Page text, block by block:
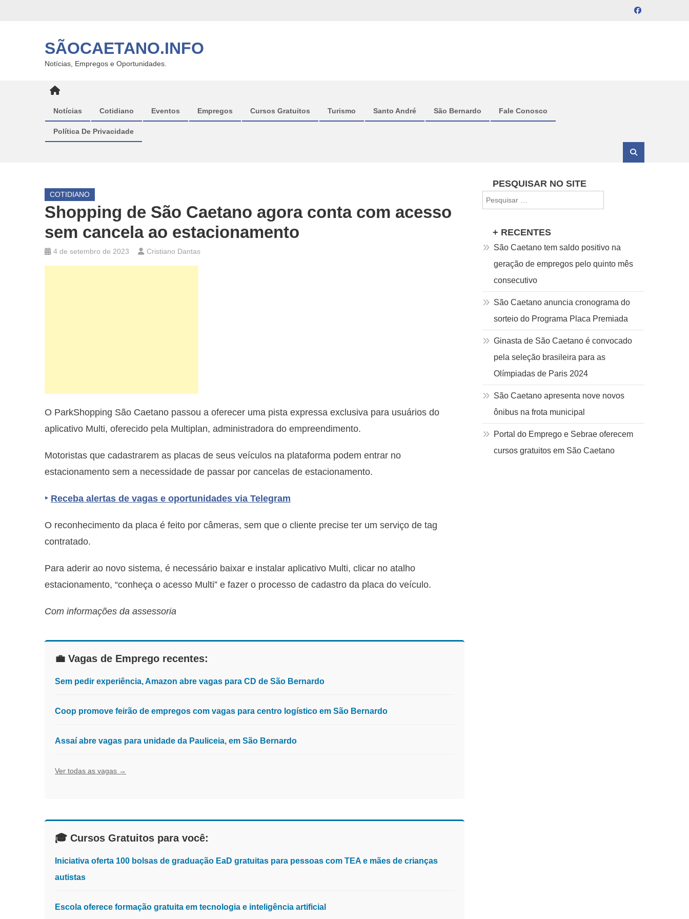
SÃOCAETANO.INFO
Notícias, Empregos e Oportunidades.
Notícias Cotidiano Eventos Empregos Cursos Gratuitos Turismo Santo André São Bernardo Fale Conosco
Política De Privacidade
COTIDIANO
Shopping de São Caetano agora conta com acesso
sem cancela ao estacionamento
4 de setembro de 2023 Cristiano Dantas
O ParkShopping São Caetano passou a oferecer uma pista expressa exclusiva para usuários do
aplicativo Multi, oferecido pela Multiplan, administradora do empreendimento.
Motoristas que cadastrarem as placas de seus veículos na plataforma podem entrar no
estacionamento sem a necessidade de passar por cancelas de estacionamento.
‣ Receba alertas de vagas e oportunidades via Telegram
O reconhecimento da placa é feito por câmeras, sem que o cliente precise ter um serviço de tag
contratado.
Para aderir ao novo sistema, é necessário baixar e instalar aplicativo Multi, clicar no atalho
estacionamento, “conheça o acesso Multi” e fazer o processo de cadastro da placa do veículo.
Com informações da assessoria
💼 Vagas de Emprego recentes:
Sem pedir experiência, Amazon abre vagas para CD de São Bernardo
Coop promove feirão de empregos com vagas para centro logístico em São Bernardo
Assaí abre vagas para unidade da Pauliceia, em São Bernardo
Ver todas as vagas →
🎓 Cursos Gratuitos para você:
Iniciativa oferta 100 bolsas de graduação EaD gratuitas para pessoas com TEA e mães de crianças
autistas
Escola oferece formação gratuita em tecnologia e inteligência artificial
PESQUISAR NO SITE
por:
+ RECENTES
São Caetano tem saldo positivo na
geração de empregos pelo quinto mês
consecutivo
São Caetano anuncia cronograma do
sorteio do Programa Placa Premiada
Ginasta de São Caetano é convocado
pela seleção brasileira para as
Olímpiadas de Paris 2024
São Caetano apresenta nove novos
ônibus na frota municipal
Portal do Emprego e Sebrae oferecem
cursos gratuitos em São Caetano